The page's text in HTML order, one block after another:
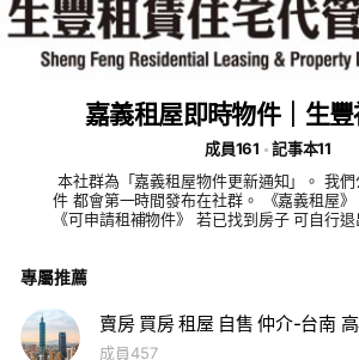
嘉義租屋即時物件｜生
成員161
記事本11
本社群為「嘉義租屋物件更新通知」。 我
件 都會第一時間發布在社群。 《嘉義租屋》 《社會住宅物件》
《可申請租補物件》 若已找到房子 可自行退出社群。 生豐社會
專屬推薦
成員457